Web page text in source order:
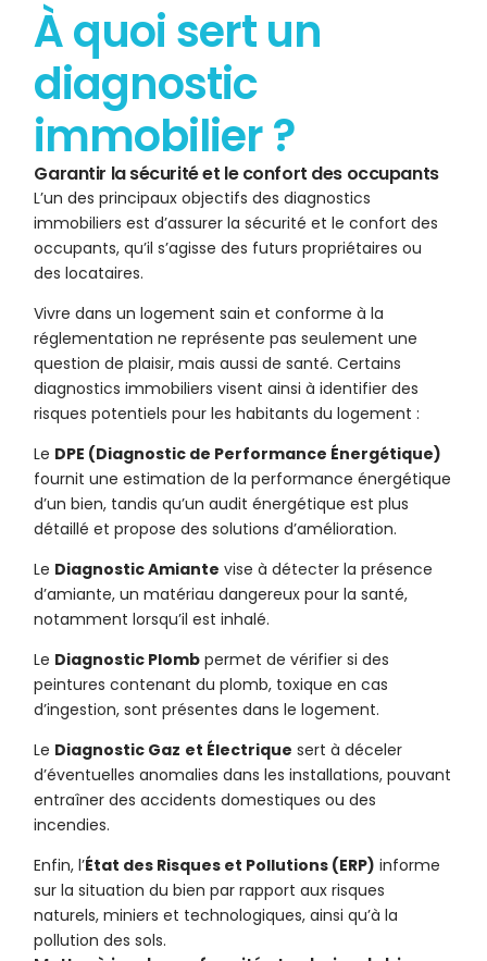
À quoi sert un
diagnostic
immobilier ?
Garantir la sécurité et le confort des occupants
L’un des principaux objectifs des diagnostics
immobiliers est d’assurer la sécurité et le confort des
occupants, qu’il s’agisse des futurs propriétaires ou
des locataires.
Vivre dans un logement sain et conforme à la
réglementation ne représente pas seulement une
question de plaisir, mais aussi de santé. Certains
diagnostics immobiliers visent ainsi à identifier des
risques potentiels pour les habitants du logement :
Le DPE (Diagnostic de Performance Énergétique)
fournit une estimation de la performance énergétique
d’un bien, tandis qu’un audit énergétique est plus
détaillé et propose des solutions d’amélioration.
Le Diagnostic Amiante vise à détecter la présence
d’amiante, un matériau dangereux pour la santé,
notamment lorsqu’il est inhalé.
Le Diagnostic Plomb permet de vérifier si des
peintures contenant du plomb, toxique en cas
d’ingestion, sont présentes dans le logement.
Le Diagnostic Gaz et Électrique sert à déceler
d’éventuelles anomalies dans les installations, pouvant
entraîner des accidents domestiques ou des
incendies.
Enfin, l’État des Risques et Pollutions (ERP) informe
sur la situation du bien par rapport aux risques
naturels, miniers et technologiques, ainsi qu’à la
pollution des sols.